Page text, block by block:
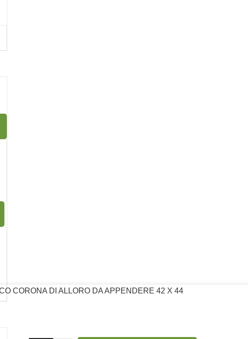
90 x 385 mm
90 x 385 mm
CORONA DI ALLORO DA APPENDERE 42 X 44